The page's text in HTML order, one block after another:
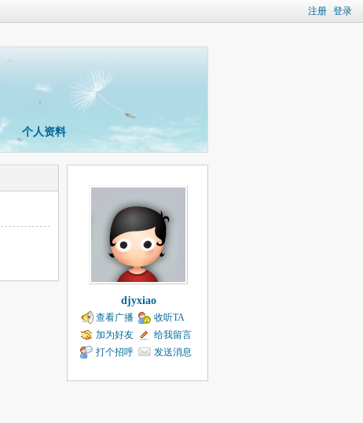
注册 登录
个人资料
djyxiao
查看广播
收听TA
加为好友
给我留言
打个招呼
发送消息